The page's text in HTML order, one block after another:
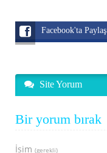
Facebook'ta Paylaş
Site Yorum
Bir yorum bırak
İsim (gerekli)